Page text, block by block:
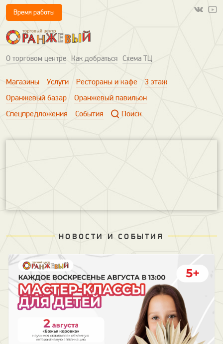
О торговом центре Как добраться Схема ТЦ
Время работы
Магазины Услуги Рестораны и кафе
3 этаж
Оранжевый базар
Оранжевый павильон
Спецпредложения
События Поиск
НОВОСТИ И СОБЫТИЯ